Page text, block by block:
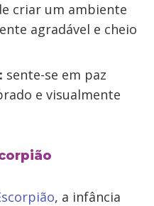
criar um ambiente
agradável e cheio
sente-se em paz
e visualmente
, a infância